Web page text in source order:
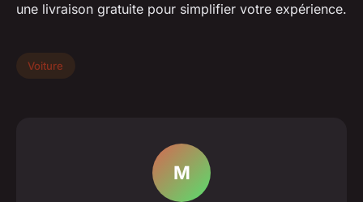
une livraison gratuite pour simplifier votre expérience.
Voiture
M